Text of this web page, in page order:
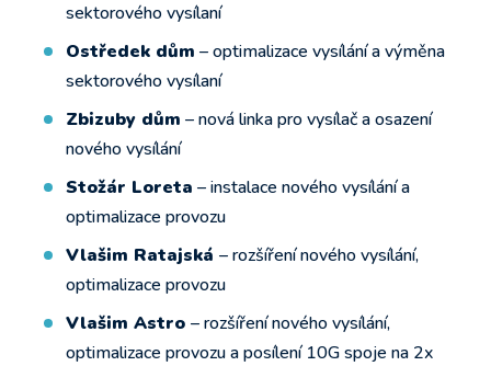
sektorového vysílaní
Ostředek dům – optimalizace vysílání a výměna
sektorového vysílaní
Zbizuby dům – nová linka pro vysílač a osazení
nového vysílání
Stožár Loreta – instalace nového vysílání a
optimalizace provozu
Vlašim Ratajská – rozšíření nového vysílání,
optimalizace provozu
Vlašim Astro – rozšíření nového vysílání,
optimalizace provozu a posílení 10G spoje na 2x